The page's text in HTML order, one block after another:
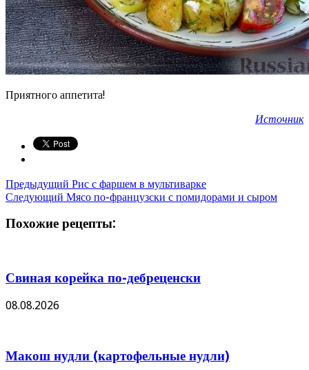
Приятного аппетита!
Источник
Предыдущий Рис с фаршем в мультиварке
Следующий Мясо по-французски с помидорами и сыром
Похожие рецепты:
Свиная корейка по-дебреценски
08.08.2026
Макош нудли (картофельные нудли)